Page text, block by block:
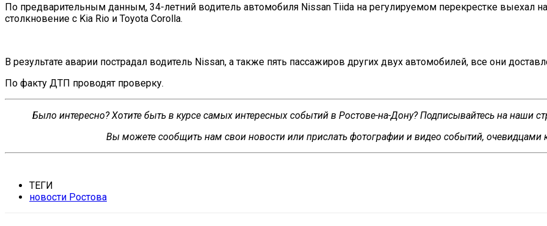
По предварительным данным, 34-летний водитель автомобиля Nissan Tiida на регулируемом перекрестке выехал на
столкновение с Kia Rio и Toyota Corolla.
В результате аварии пострадал водитель Nissan, а также пять пассажиров других двух автомобилей, все они
По факту ДТП проводят проверку.
Было интересно? Хотите быть в курсе самых интересных событий в Ростове-на-Дону? Подписывайтесь на наши
Вы можете сообщить нам свои новости или прислать фотографии и видео событий, очевидцами
ТЕГИ
новости Ростова